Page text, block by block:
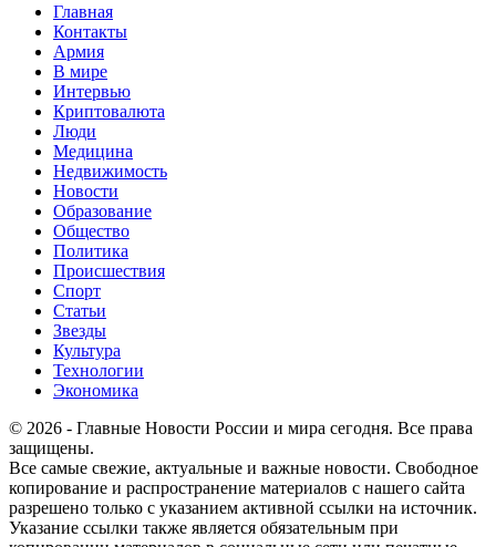
Главная
Контакты
Армия
В мире
Интервью
Криптовалюта
Люди
Медицина
Недвижимость
Новости
Образование
Общество
Политика
Происшествия
Спорт
Статьи
Звезды
Культура
Технологии
Экономика
© 2026 - Главные Новости России и мира сегодня. Все права
защищены.
Все самые свежие, актуальные и важные новости. Свободное
копирование и распространение материалов с нашего сайта
разрешено только с указанием активной ссылки на источник.
Указание ссылки также является обязательным при